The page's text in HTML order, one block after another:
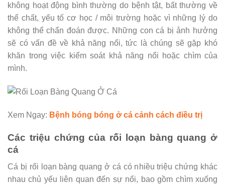
không hoạt động bình thường do bệnh tật, bất thường về
thể chất, yếu tố cơ học / môi trường hoặc vì những lý do
không thể chẩn đoán được. Những con cá bị ảnh hưởng
sẽ có vấn đề về khả năng nổi, tức là chúng sẽ gặp khó
khăn trong việc kiểm soát khả năng nổi hoặc chìm của
mình.
Xem Ngay: Bệnh bóng bóng ở cá cảnh cách điều trị
Các triệu chứng của rối loạn bàng quang ở
cá
Cá bị rối loạn bàng quang ở cá có nhiều triệu chứng khác
nhau chủ yếu liên quan đến sự nổi, bao gồm chìm xuống